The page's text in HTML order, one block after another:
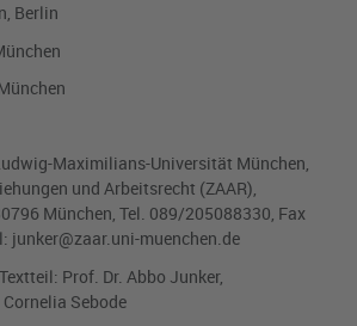
Berlin
Maximilians-Universität München,
und Arbeitsrecht (ZAAR),
München, Tel. 089/205088330, Fax
junker@zaar.uni-muenchen.de
Prof. Dr. Abbo Junker,
Sebode